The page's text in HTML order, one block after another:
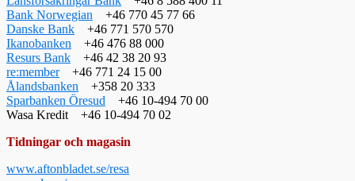
Bank Norwegian +46 770 45 77 66
Danske Bank +46 771 570 570
Ikanobanken +46 476 88 000
Resurs Bank +46 42 38 20 93
re:member+46 771 24 15 00
Ålandsbanken +358 20 333
Sparbanken Öresud +46 10-494 70 00
Wasa Kredit +46 10-494 70 02
Tidningar och magasin
www.aftonbladet.se/resa